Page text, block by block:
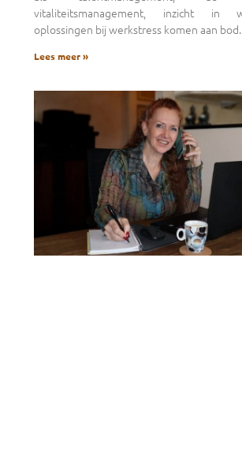
vitaliteitsmanagement, inzicht in
oplossingen bij werkstress komen aan bod.
Lees meer »